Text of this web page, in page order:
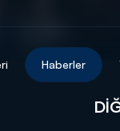
Haberler